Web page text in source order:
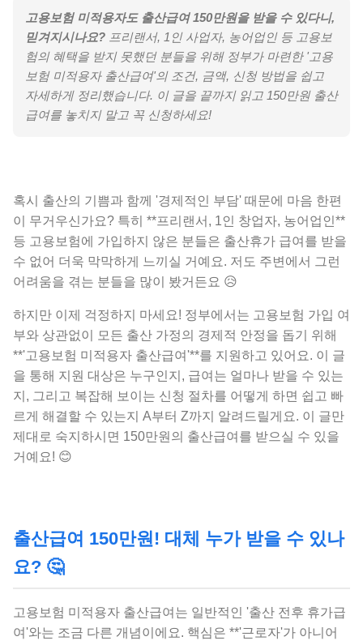
고용보험 미적용자도 출산급여 150만원을 받을 수 있다니,
믿겨지시나요? 프리랜서, 1인 사업자, 농어업인 등 고용보
험의 혜택을 받지 못했던 분들을 위해 정부가 마련한 '고용
보험 미적용자 출산급여'의 조건, 금액, 신청 방법을 쉽고
자세하게 정리했습니다. 이 글을 끝까지 읽고 150만원 출산
급여를 놓치지 말고 꼭 신청하세요!
혹시 출산의 기쁨과 함께 '경제적인 부담' 때문에 마음 한편
이 무거우신가요? 특히 **프리랜서, 1인 창업자, 농어업인**
등 고용보험에 가입하지 않은 분들은 출산휴가 급여를 받을
수 없어 더욱 막막하게 느끼실 거예요. 저도 주변에서 그런
어려움을 겪는 분들을 많이 봤거든요 😥
하지만 이제 걱정하지 마세요! 정부에서는 고용보험 가입 여
부와 상관없이 모든 출산 가정의 경제적 안정을 돕기 위해
**'고용보험 미적용자 출산급여'**를 지원하고 있어요. 이 글
을 통해 지원 대상은 누구인지, 급여는 얼마나 받을 수 있는
지, 그리고 복잡해 보이는 신청 절차를 어떻게 하면 쉽고 빠
르게 해결할 수 있는지 A부터 Z까지 알려드릴게요. 이 글만
제대로 숙지하시면 150만원의 출산급여를 받으실 수 있을
거예요! 😊
출산급여 150만원! 대체 누가 받을 수 있나
요? 🤔
고용보험 미적용자 출산급여는 일반적인 '출산 전후 휴가급
여'와는 조금 다른 개념이에요. 핵심은 **'근로자'가 아니어